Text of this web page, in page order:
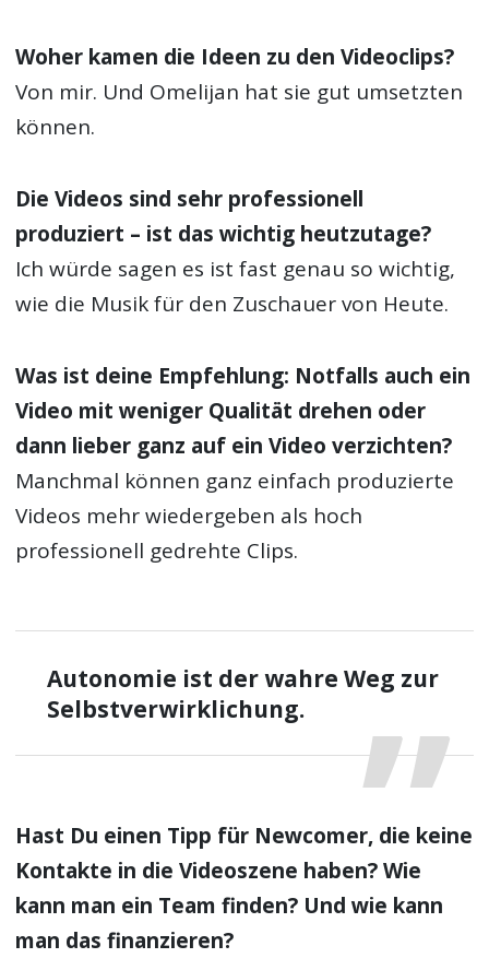
Woher kamen die Ideen zu den Videoclips?
Von mir. Und Omelijan hat sie gut umsetzten
können.
Die Videos sind sehr professionell
produziert – ist das wichtig heutzutage?
Ich würde sagen es ist fast genau so wichtig,
wie die Musik für den Zuschauer von Heute.
Was ist deine Empfehlung: Notfalls auch ein
Video mit weniger Qualität drehen oder
dann lieber ganz auf ein Video verzichten?
Manchmal können ganz einfach produzierte
Videos mehr wiedergeben als hoch
professionell gedrehte Clips.
Autonomie ist der wahre Weg zur
Selbstverwirklichung.
Hast Du einen Tipp für Newcomer, die keine
Kontakte in die Videoszene haben? Wie
kann man ein Team finden? Und wie kann
man das finanzieren?